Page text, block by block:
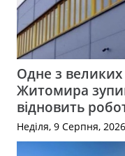
Одне з великих
Житомира
відновить
Неділя, 9 Серпня, 2026